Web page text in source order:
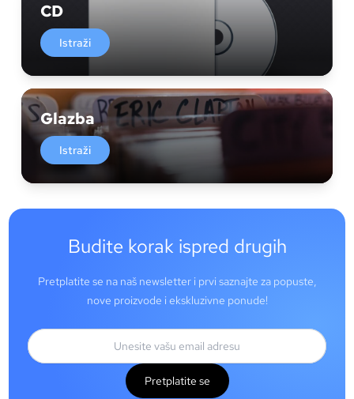
CD
Istraži
Glazba
Istraži
Budite korak ispred drugih
Pretplatite se na naš newsletter i prvi saznajte za popuste,
nove proizvode i ekskluzivne ponude!
Pretplatite se